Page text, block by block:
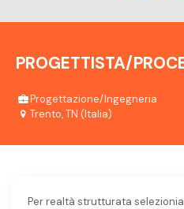
PROGETTISTA/
Progettazione/Ingegneria
Trento, TN (Italia)
Per realtà strutturata